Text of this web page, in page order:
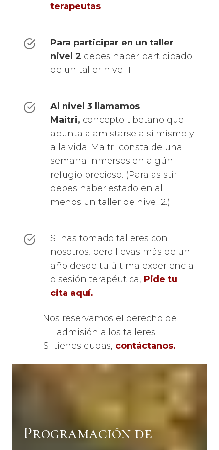
terapeutas
Para participar en un taller
nivel 2 debes haber participado
de un taller nivel 1
Al nivel 3 llamamos
Maitri, concepto tibetano que
apunta a amistarse a sí mismo y
a la vida. Maitri consta de una
semana inmersos en algún
refugio precioso. (Para asistir
debes haber estado en al
menos un taller de nivel 2.)
Si has tomado talleres con
nosotros, pero llevas más de un
año desde tu última experiencia
o sesión terapéutica, Pide tu
cita aquí.
Nos reservamos el derecho de
admisión a los talleres.
Si tienes dudas, contáctanos.
Programación de